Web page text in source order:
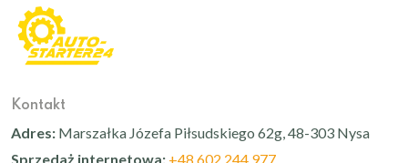
Kontakt
Adres: Marszałka Józefa Piłsudskiego 62g, 48-303 Nysa
Sprzedaż internetowa: +48 602 244 977